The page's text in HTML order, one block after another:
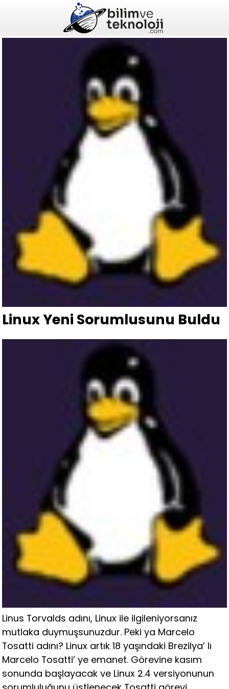
Linux Yeni Sorumlusunu Buldu
Linus Torvalds adını, Linux ile ilgileniyorsanız
mutlaka duymuşsunuzdur. Peki ya Marcelo
Tosatti adını? Linux artık 18 yaşındaki Brezilya’ lı
Marcelo Tosatti’ ye emanet. Görevine kasım
sonunda başlayacak ve Linux 2.4 versiyonunun